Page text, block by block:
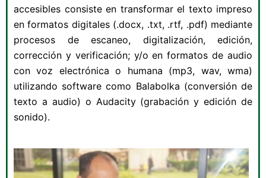
accesibles consiste en transformar el texto impreso
en formatos digitales (.docx, .txt, .rtf, .pdf) mediante
procesos de escaneo, digitalización, edición,
corrección y verificación; y/o en formatos de audio
con voz electrónica o humana (mp3, wav, wma)
utilizando software como Balabolka (conversión de
texto a audio) o Audacity (grabación y edición de
sonido).